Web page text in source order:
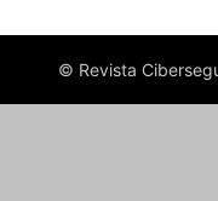
© Revista